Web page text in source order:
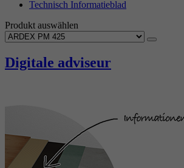
Technisch Informatieblad
Produkt auswählen
Digitale adviseur